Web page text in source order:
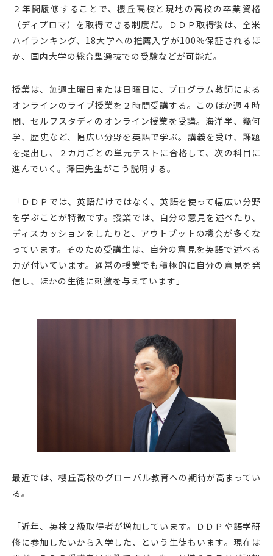
２年間履修することで、櫻丘高校と現地の高校の卒業資格
（ディプロマ）を取得できる制度だ。ＤＤＰ取得後は、全米
ハイランキング、18大学への推薦入学が100％保証されるほ
か、国内大学の総合型選抜での受験などが可能だ。
授業は、毎週土曜日または日曜日に、プログラム教師による
オンラインのライブ授業を２時間受講する。このほか週４時
間、セルフスタディのオンライン授業を受講。海洋学、幾何
学、歴史など、幅広い分野を英語で学ぶ。講義を受け、課題
を提出し、２カ月ごとの単元テストに合格して、次の科目に
進んでいく。澤田先生がこう説明する。
「ＤＤＰでは、英語だけではなく、英語を使って幅広い分野
を学ぶことが特徴です。授業では、自分の意見を述べたり、
ディスカッションをしたりと、アウトプットの機会が多くな
っています。そのため受講生は、自分の意見を英語で述べる
力が付いています。通常の授業でも積極的に自分の意見を発
信し、ほかの生徒に刺激を与えています」
最近では、櫻丘高校のグローバル教育への期待が高まってい
る。
「近年、英検２級取得者が増加しています。ＤＤＰや語学研
修に参加したいから入学した、という生徒もいます。現在は